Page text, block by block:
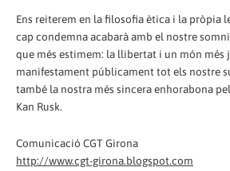
Ens reiterem en la filosofia ètica i la pròpia
cap condemna acabarà amb el nostre
que més estimem: la llibertat i un món més
manifestament públicament tot els nostre
també la nostra més sincera enhorabona
Kan Rusk.
Comunicació CGT Girona
http://www.cgt-girona.blogspot.com